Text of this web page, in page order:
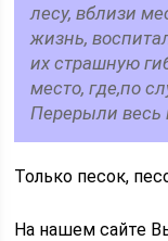
лесу, вблизи
жизнь,
их страшную
место, где,по
Перерыли весь
Только песок,
На нашем сайте